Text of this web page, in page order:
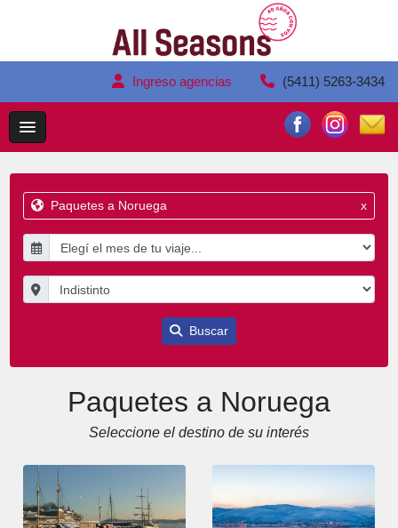
Ingreso agencias (5411) 5263-3434
Paquetes a Noruega x
Buscar
Paquetes a Noruega
Seleccione el destino de su interés